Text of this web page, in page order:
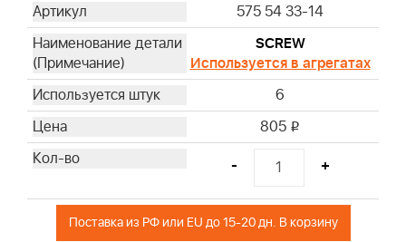
575 54 33-14
SCREW
Используется в агрегатах
6
805 i
- +
Поставка из РФ или EU до 15-20 дн. В корзину